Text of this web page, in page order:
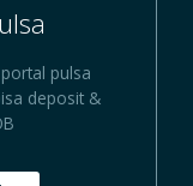
pulsa
deposit &